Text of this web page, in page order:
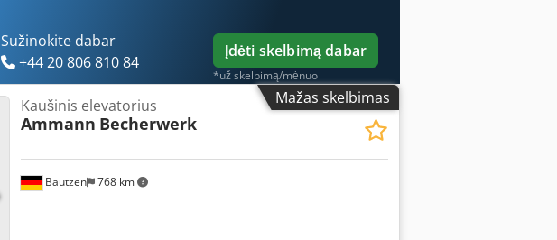
Sužinokite dabar
+44 20 806 810 84
Įdėti skelbimą dabar
*už skelbimą/mėnuo
Mažas skelbimas
Bautzen 768 km
Kaušinis elevatorius
Ammann Becherwerk